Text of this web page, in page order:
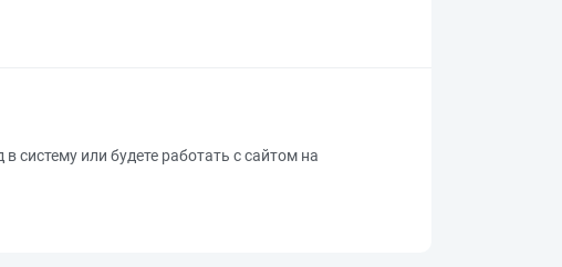
систему или будете работать с сайтом на